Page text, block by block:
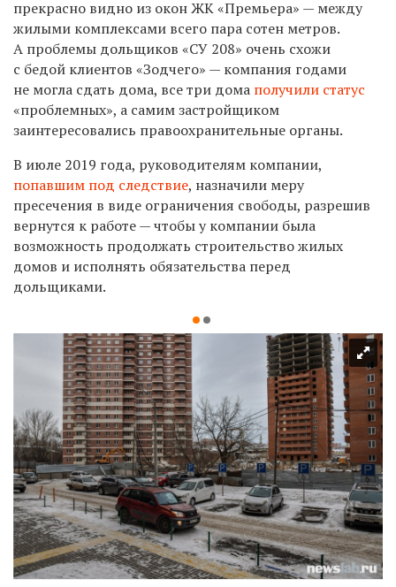
прекрасно видно из окон ЖК «Премьера» — между
жилыми комплексами всего пара сотен метров.
А проблемы дольщиков «СУ 208» очень схожи
с бедой клиентов «Зодчего» — компания годами
не могла сдать дома, все три дома получили статус
«проблемных», а самим застройщиком
заинтересовались правоохранительные органы.
В июле 2019 года, руководителям компании,
попавшим под следствие, назначили меру
пресечения в виде ограничения свободы, разрешив
вернутся к работе — чтобы у компании была
возможность продолжать строительство жилых
домов и исполнять обязательства перед
дольщиками.